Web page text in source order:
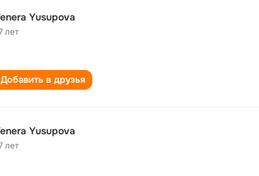
Yusupova
лет
Добавить в друзья
Yusupova
лет